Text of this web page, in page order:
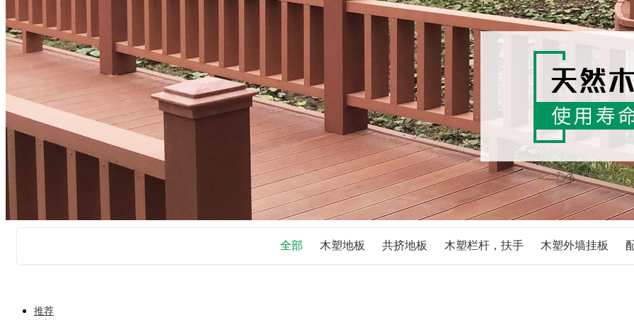
全部 木塑地板 共挤地板 木塑栏杆，扶手 木塑外墙挂板
推荐